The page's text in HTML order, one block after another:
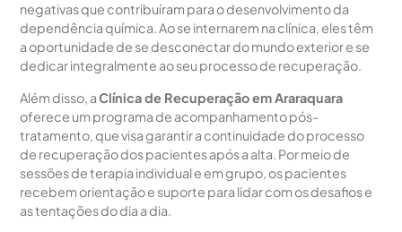
negativas que contribuíram para o desenvolvimento da
dependência química. Ao se internarem na clínica, eles têm
a oportunidade de se desconectar do mundo exterior e se
dedicar integralmente ao seu processo de recuperação.
Além disso, aClínica de Recuperação em Araraquara
oferece um programa de acompanhamento pós-
tratamento, que visa garantir a continuidade do processo
de recuperação dos pacientes após a alta. Por meio de
sessões de terapia individual e em grupo, os pacientes
recebem orientação e suporte para lidar com os desafios e
as tentações do dia a dia.